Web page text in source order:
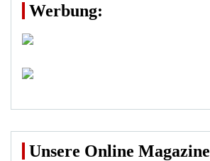
Werbung:
Unsere Online Magazine